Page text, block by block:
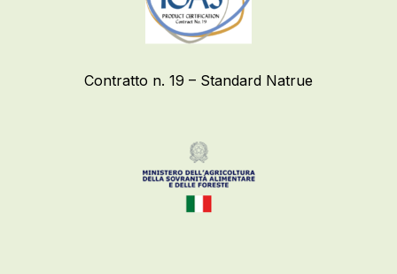
Contratto n. 19 – Standard Natrue